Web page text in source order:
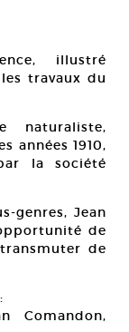
illustré
travaux du
naturaliste,
années 1910,
la société
genres, Jean
de
de
Comandon,